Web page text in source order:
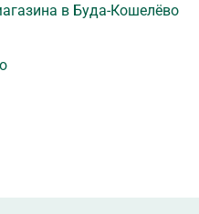
в Буда-Кошелёво